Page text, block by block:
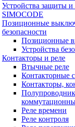
Устройства защиты и
SIMOCODE
Позиционные
безопасности
Позиционные
Устройства
Контакторы и реле
Втычные реле
Контакторные
Контакторы,
Реле времени
Реле контроля